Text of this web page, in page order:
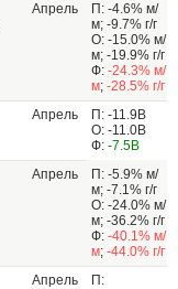
Апрель
П: -4.6% м/
м; -9.7% г/г
О: -15.0% м/
м; -19.9% г/г
Ф: -24.3% м/
м; -28.5% г/г
Апрель
П: -11.9B
О: -11.0B
Ф: -7.5B
Апрель
П: -5.9% м/
м; -7.1% г/г
О: -24.0% м/
м; -36.2% г/г
Ф: -40.1% м/
м; -44.0% г/г
Апрель
П: